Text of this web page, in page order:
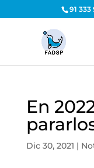
91 333
En
Dic 30, 2021 |